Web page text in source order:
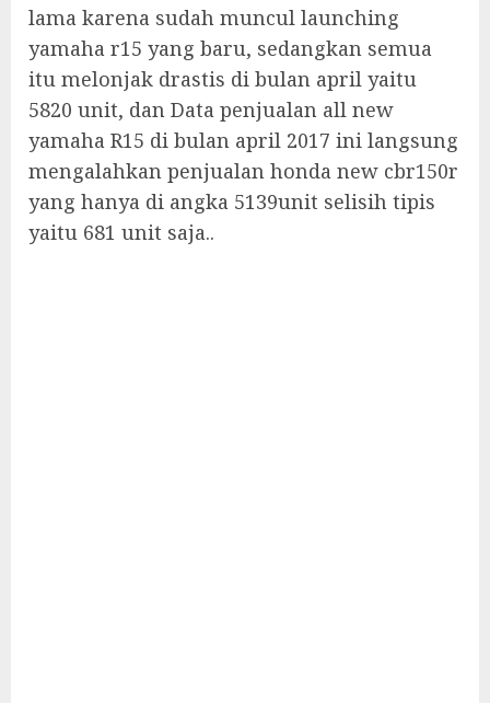
lama karena sudah muncul launching
yamaha r15 yang baru, sedangkan semua
itu melonjak drastis di bulan april yaitu
5820 unit, dan Data penjualan all new
yamaha R15 di bulan april 2017 ini langsung
mengalahkan penjualan honda new cbr150r
yang hanya di angka 5139unit selisih tipis
yaitu 681 unit saja..